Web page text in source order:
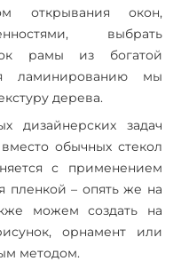
открывания окон,
выбрать
рамы из богатой
ламинированию мы
дерева.
дизайнерских задач
обычных стекол
с применением
пленкой – опять же на
можем создать на
орнамент или
методом.